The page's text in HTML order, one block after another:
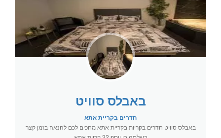
באבלס סוויט
חדרים בקריית אתא
באבלס סוויט חדרים בקריות בקריית אתא מחכים לכם להנאה בזמן קצר